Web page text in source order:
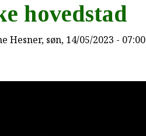
hovedstad
Hesner, søn, 14/05/2023 - 07:00